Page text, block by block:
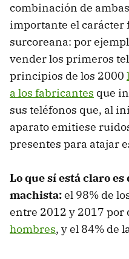
combinación de
importante el carácter
surcoreana: por
vender los primeros
principios de los 2000
a los fabricantes que
sus teléfonos que, al
aparato emitiese
presentes para atajar
Lo que sí está claro
machista:el 98% de
entre 2012 y 2017 por
hombres, y el 84% de